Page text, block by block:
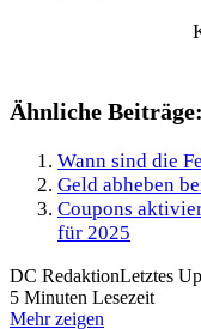
Ähnliche Beiträge:
Wann sind die
Geld abheben
Coupons
für 2025
DC RedaktionLetztes
5 Minuten Lesezeit
Mehr zeigen